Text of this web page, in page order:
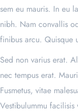
sem eu mauris. In eu
nibh. Nam convallis
finibus arcu. Quisque
Sed non varius erat.
nec tempus erat.
Fusmetus, vitae
Vestibulummu